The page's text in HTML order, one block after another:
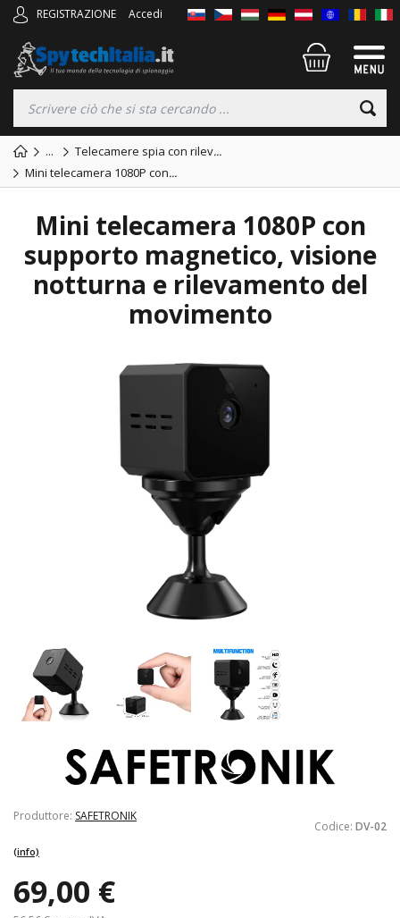
REGISTRAZIONE Accedi
... Telecamere spia con rilev...
Mini telecamera 1080P con...
Mini telecamera 1080P con
supporto magnetico, visione
notturna e rilevamento del
movimento
Produttore: SAFETRONIK
Codice: DV-02
(info)
69,00 €